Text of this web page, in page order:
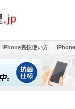
iPhone裏技使い方